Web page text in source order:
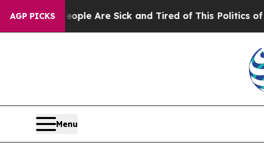
AGP PICKS
“People Are Sick and Tired of This Politics of
Menu